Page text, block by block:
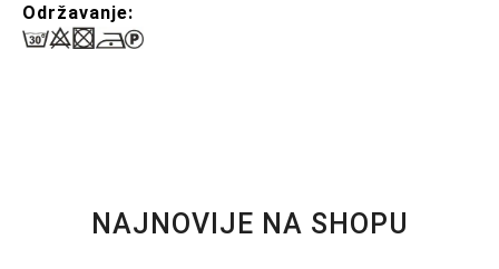
Održavanje:
NAJNOVIJE NA SHOPU